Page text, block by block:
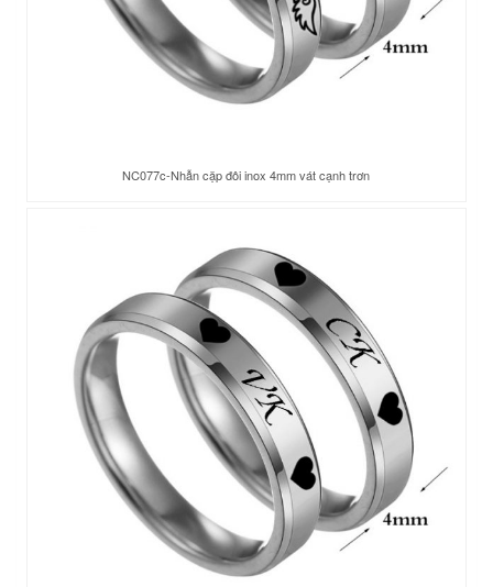
NC077c-Nhẫn cặp đôi inox 4mm vát cạnh trơn